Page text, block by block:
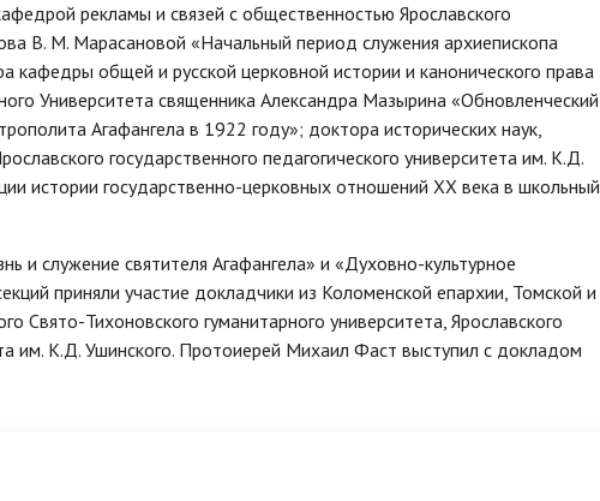
рекламы и связей с общественностью Ярославского
В. М. Марасановой «Начальный период служения архиепископа
кафедры общей и русской церковной истории и канонического права
Университета священника Александра Мазырина «Обновленческий
Агафангела в 1922 году»; доктора исторических наук,
государственного педагогического университета им. К.Д.
истории государственно-церковных отношений ХХ века в школьный
и служение святителя Агафангела» и «Духовно-культурное
приняли участие докладчики из Коломенской епархии, Томской и
Свято-Тихоновского гуманитарного университета, Ярославского
им. К.Д. Ушинского. Протоиерей Михаил Фаст выступил с докладом